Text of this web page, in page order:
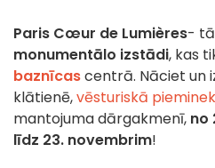
Paris Cœur de Lumières- tā
monumentālo izstādi, kas
baznīcascentrā. Nāciet un
klātienē,vēsturiskā
mantojuma dārgakmenī, no
līdz 23. novembrim!